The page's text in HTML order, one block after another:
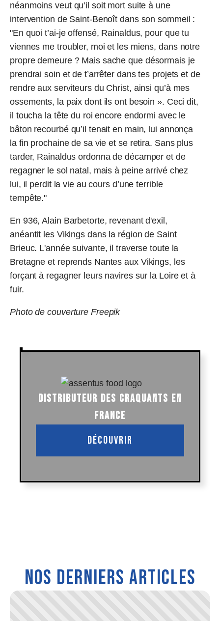
néanmoins veut qu’il soit mort suite à une
intervention de Saint-Benoît dans son sommeil :
"En quoi t’ai-je offensé, Rainaldus, pour que tu
viennes me troubler, moi et les miens, dans notre
propre demeure ? Mais sache que désormais je
prendrai soin et de t’arrêter dans tes projets et de
rendre aux serviteurs du Christ, ainsi qu’à mes
ossements, la paix dont ils ont besoin ». Ceci dit,
il toucha la tête du roi encore endormi avec le
bâton recourbé qu’il tenait en main, lui annonça
la fin prochaine de sa vie et se retira. Sans plus
tarder, Rainaldus ordonna de décamper et de
regagner le sol natal, mais à peine arrivé chez
lui, il perdit la vie au cours d’une terrible
tempête."
En 936, Alain Barbetorte, revenant d'exil,
anéantit les Vikings dans la région de Saint
Brieuc. L'année suivante, il traverse toute la
Bretagne et reprends Nantes aux Vikings, les
forçant à regagner leurs navires sur la Loire et à
fuir.
Photo de couverture Freepik
DISTRIBUTEUR DES CRAQUANTS EN
FRANCE
Découvrir
Nos derniers articles